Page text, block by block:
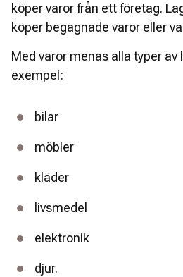
köper varor från ett företag.
köper begagnade varor eller
Med varor menas alla typer av
exempel:
bilar
möbler
kläder
livsmedel
elektronik
djur.